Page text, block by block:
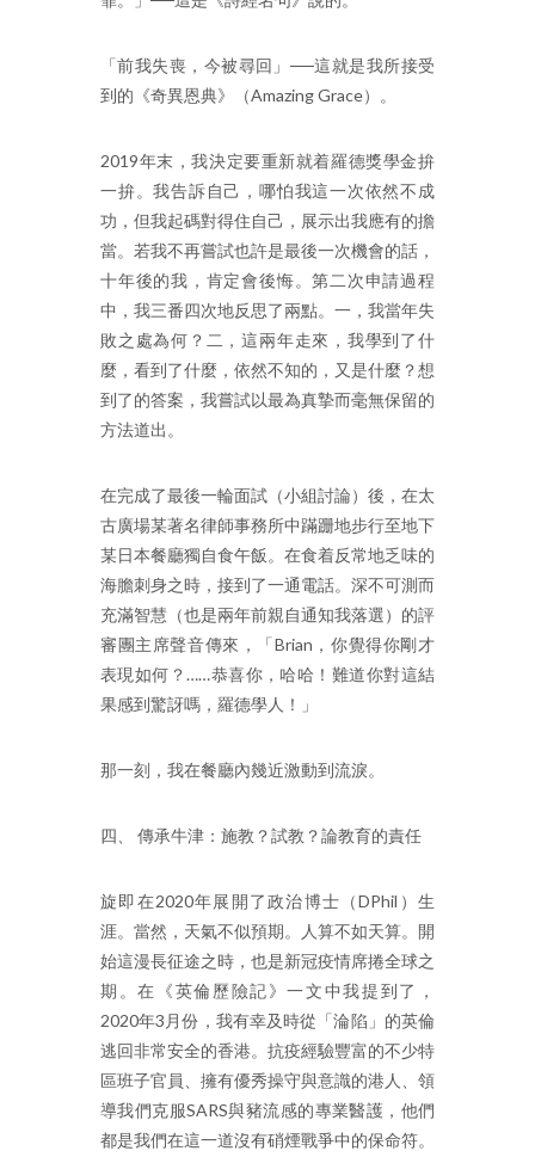
「前我失喪，今被尋回」──這就是我所接受
到的《奇異恩典》（Amazing Grace）。
2019年末，我決定要重新就着羅德獎學金拚
一拚。我告訴自己，哪怕我這一次依然不成
功，但我起碼對得住自己，展示出我應有的擔
當。若我不再嘗試也許是最後一次機會的話，
十年後的我，肯定會後悔。第二次申請過程
中，我三番四次地反思了兩點。一，我當年失
敗之處為何？二，這兩年走來，我學到了什
麼，看到了什麼，依然不知的，又是什麼？想
到了的答案，我嘗試以最為真摯而毫無保留的
方法道出。
在完成了最後一輪面試（小組討論）後，在太
古廣場某著名律師事務所中蹣跚地步行至地下
某日本餐廳獨自食午飯。在食着反常地乏味的
海膽刺身之時，接到了一通電話。深不可測而
充滿智慧（也是兩年前親自通知我落選）的評
審團主席聲音傳來，「Brian，你覺得你剛才
表現如何？……恭喜你，哈哈！難道你對這結
果感到驚訝嗎，羅德學人！」
那一刻，我在餐廳內幾近激動到流淚。
四、 傳承牛津：施教？試教？論教育的責任
旋即在2020年展開了政治博士（DPhil）生
涯。當然，天氣不似預期。人算不如天算。開
始這漫長征途之時，也是新冠疫情席捲全球之
期。在《英倫歷險記》一文中我提到了，
2020年3月份，我有幸及時從「淪陷」的英倫
逃回非常安全的香港。抗疫經驗豐富的不少特
區班子官員、擁有優秀操守與意識的港人、領
導我們克服SARS與豬流感的專業醫護，他們
都是我們在這一道沒有硝煙戰爭中的保命符。